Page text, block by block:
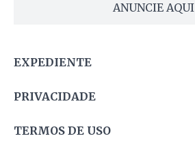
ANUNCIE AQUI
EXPEDIENTE
PRIVACIDADE
TERMOS DE USO